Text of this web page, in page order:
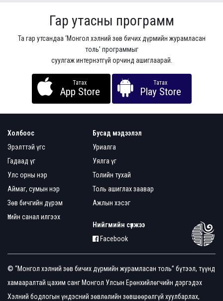
Гар утасны программ
Та гар утсандаа ‘Монгол хэлний зөв бичих дүрмийн журамласан
толь’ программыг
суулгаж интернэтгүй орчинд ашиглаарай.
Татах
App Store
Татах
Play Store
Холбоос
Эрэлттэй үгс
Гадаад үг
Улс орны нэр
Аймаг, сумын нэр
Зөв бичгийн дүрэм
Үгийн санал илгээх
Бусад мэдээлэл
Уриалга
Уялга үг
Толийн тухай
Толь ашиглах заавар
Ажлын хэсэг
Нийгмийн сүлжээ
Facebook
© “Монгол хэлний зөв бичих дүрмийн журамласан толь” бүтээл, түүнд
хамааралтай цахим санг Монгол Улсын Ерөнхийлөгчийн дэргэдэх
Хэлний бодлогын үндэсний зөвлөлийн зөвшөөрөлгүй хуулбарлах,